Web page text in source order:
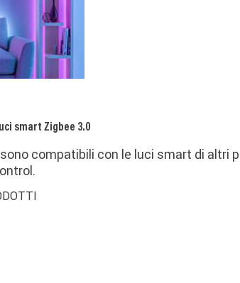
smart Zigbee 3.0
compatibili con le luci smart di altri